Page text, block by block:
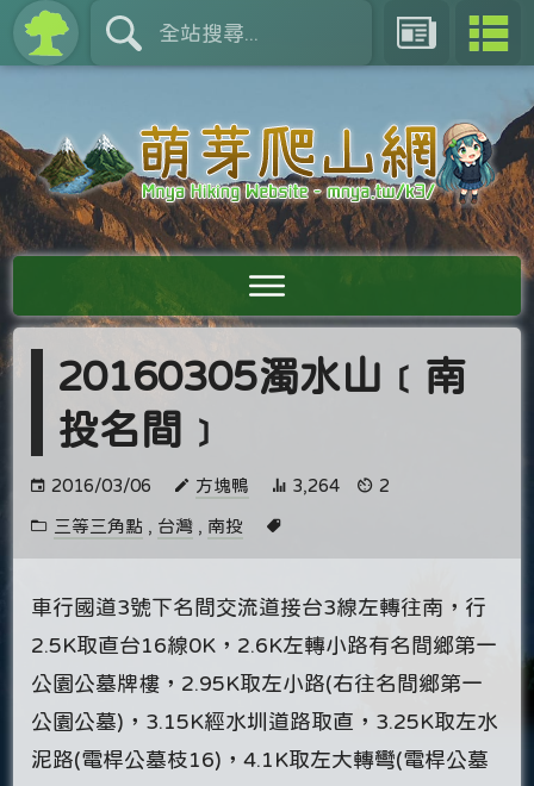
20160305濁水山﹝南
投名間﹞
2016/03/06 方塊鴨 3,264 2
三等三角點 , 台灣 , 南投
車行國道3號下名間交流道接台3線左轉往南，行
2.5K取直台16線0K，2.6K左轉小路有名間鄉第一
公園公墓牌樓，2.95K取左小路(右往名間鄉第一
公園公墓)，3.15K經水圳道路取直，3.25K取左水
泥路(電桿公墓枝16)，4.1K取左大轉彎(電桿公墓